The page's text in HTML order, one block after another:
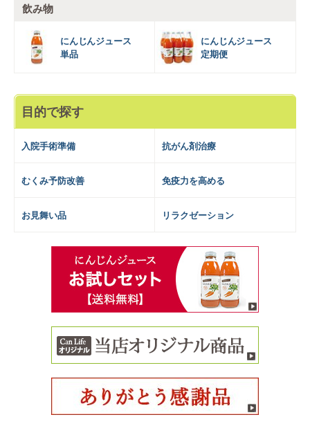
飲み物
にんじんジュース
単品
にんじんジュース
定期便
目的で探す
入院手術準備 抗がん剤治療
むくみ予防改善 免疫力を高める
お見舞い品 リラクゼーション